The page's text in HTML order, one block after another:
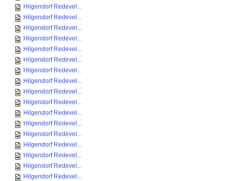
Hilgendorf Redevel...
Hilgendorf Redevel...
Hilgendorf Redevel...
Hilgendorf Redevel...
Hilgendorf Redevel...
Hilgendorf Redevel...
Hilgendorf Redevel...
Hilgendorf Redevel...
Hilgendorf Redevel...
Hilgendorf Redevel...
Hilgendorf Redevel...
Hilgendorf Redevel...
Hilgendorf Redevel...
Hilgendorf Redevel...
Hilgendorf Redevel...
Hilgendorf Redevel...
Hilgendorf Redevel...